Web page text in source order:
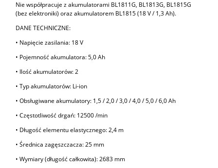
Nie współpracuje z akumulatorami BL1811G, BL1813G, BL1815G
(bez elektroniki) oraz akumulatorem BL1815 (18 V / 1,3 Ah).
DANE TECHNICZNE:
• Napięcie zasilania: 18 V
• Pojemność akumulatora: 5,0 Ah
• Ilość akumulatorów: 2
• Typ akumulatorów: Li-ion
• Obsługiwane akumulatory: 1,5 / 2,0 / 3,0 / 4,0 / 5,0 / 6,0 Ah
• Częstotliwość drgań: 12500 /min
• Długość elementu elastycznego: 2,4 m
• Średnica zagęszczacza: 25 mm
• Wymiary (długość całkowita): 2683 mm